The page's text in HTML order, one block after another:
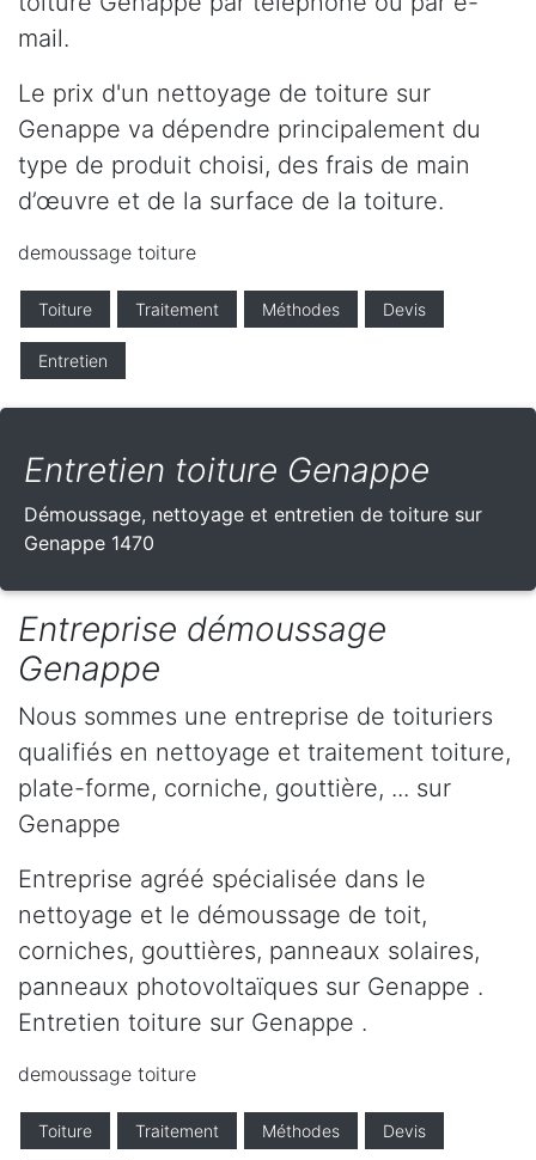
mail.
Le prix d'un nettoyage de toiture sur
Genappe va dépendre principalement du
type de produit choisi, des frais de main
d’œuvre et de la surface de la toiture.
demoussage toiture
Toiture Traitement Méthodes Devis
Entretien
Entretien toiture Genappe
Démoussage, nettoyage et entretien de toiture sur
Genappe 1470
Entreprise démoussage
Genappe
Nous sommes une entreprise de toituriers
qualifiés en nettoyage et traitement toiture,
plate-forme, corniche, gouttière, ... sur
Genappe
Entreprise agréé spécialisée dans le
nettoyage et le démoussage de toit,
corniches, gouttières, panneaux solaires,
panneaux photovoltaïques sur Genappe .
Entretien toiture sur Genappe .
demoussage toiture
Toiture Traitement Méthodes Devis